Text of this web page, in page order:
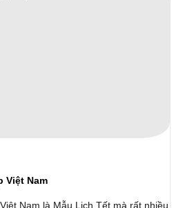
Việt Nam
Nam là Mẫu Lịch Tết mà rất nhiều